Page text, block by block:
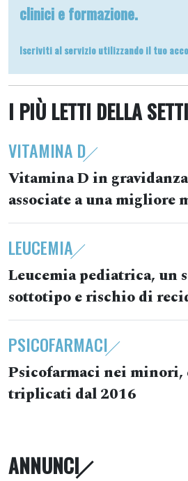
clinici e formazione.
Iscriviti al servizio utilizzando il tuo
I PIÙ LETTI DELLA
VITAMINA D
Vitamina D in
associate a una migliore
LEUCEMIA
Leucemia pediatrica, un
sottotipo e rischio di
PSICOFARMACI
Psicofarmaci nei minori,
triplicati dal 2016
ANNUNCI